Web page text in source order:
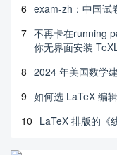
6 exam-zh：中国试
7 不再卡在running
你无界面安装
8 2024 年美国数学
9 如何选 LaTeX 编
10 LaTeX 排版的《